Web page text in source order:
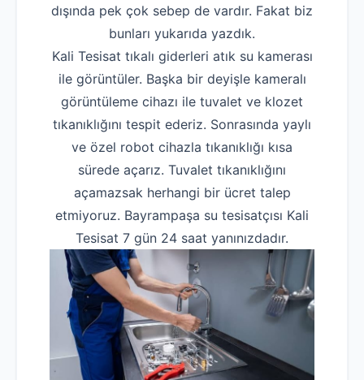
dışında pek çok sebep de vardır. Fakat biz
bunları yukarıda yazdık.
Kali Tesisat tıkalı giderleri atık su kamerası
ile görüntüler. Başka bir deyişle kameralı
görüntüleme cihazı ile tuvalet ve klozet
tıkanıklığını tespit ederiz. Sonrasında yaylı
ve özel robot cihazla tıkanıklığı kısa
sürede açarız. Tuvalet tıkanıklığını
açamazsak herhangi bir ücret talep
etmiyoruz. Bayrampaşa su tesisatçısı Kali
Tesisat 7 gün 24 saat yanınızdadır.